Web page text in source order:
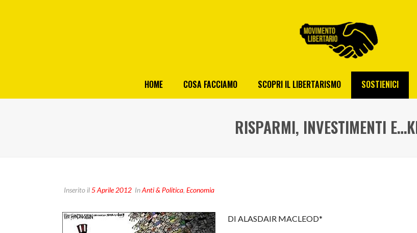
HOME COSA FACCIAMO SCOPRI IL LIBERTARISMO SOSTIENICI
RISPARMI, INVESTIMENTI
Inserito il5 Aprile 2012 InAnti & Politica, Economia
DI ALASDAIR MACLEOD*